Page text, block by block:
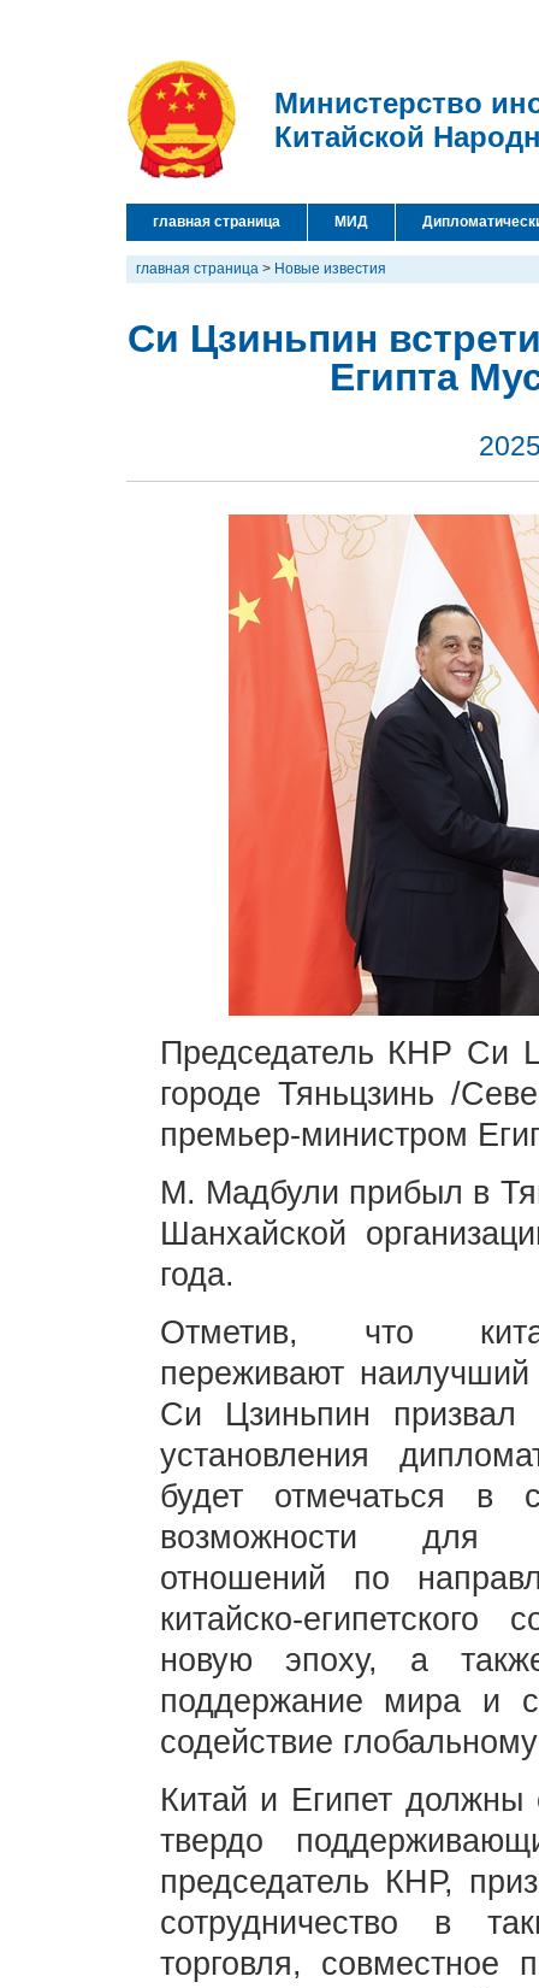
Министерство
Китайской
главная страница МИД
главная страница > Новые известия
Си Цзиньпин
Египта
Председатель КНР Си
городе Тяньцзинь /
премьер-министром
М. Мадбули прибыл в
Шанхайской
года.
Отметив, что
переживают
Си Цзиньпин призвал
установления
будет отмечаться в
возможности для
отношений по
китайско-
новую эпоху, а
поддержание мира и
содействие
Китай и Египет должны
твердо
председатель КНР,
сотрудничество в
торговля, совместное